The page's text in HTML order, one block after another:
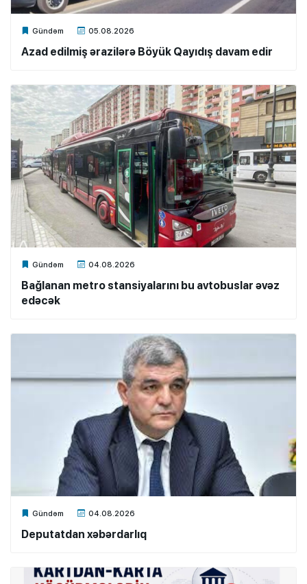
Gündəm 05.08.2026
Xalq.Online
Azad edilmiş ərazilərə Böyük Qayıdış davam edir
Gündəm 04.08.2026
Xalq.Online
Bağlanan metro stansiyalarını bu avtobuslar əvəz
edəcək
Gündəm 04.08.2026
Xalq.Online
Deputatdan xəbərdarlıq